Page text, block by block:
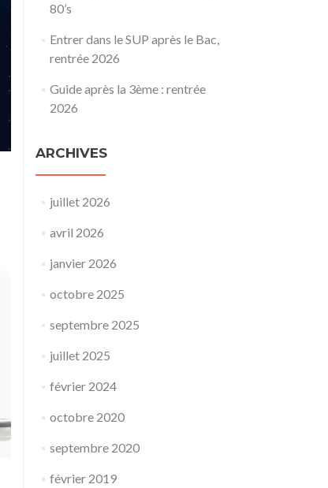
80’s
Entrer dans le SUP après le Bac,
rentrée 2026
Guide après la 3ème : rentrée
2026
ARCHIVES
juillet 2026
avril 2026
janvier 2026
octobre 2025
septembre 2025
juillet 2025
février 2024
octobre 2020
septembre 2020
février 2019